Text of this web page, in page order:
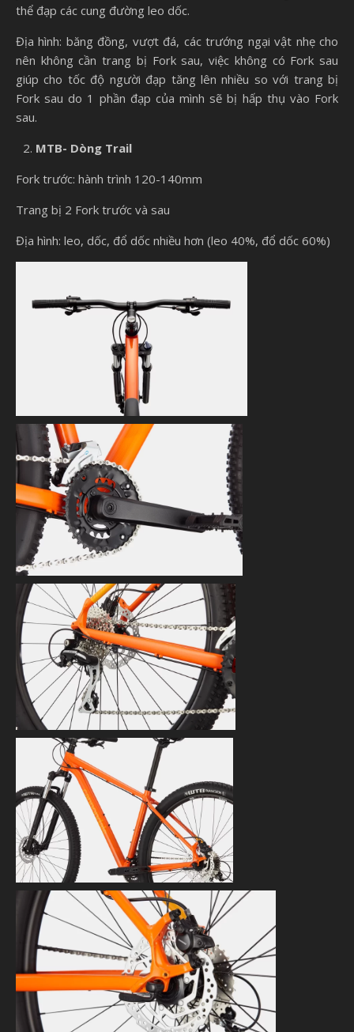
thể đạp các cung đường leo dốc.
Địa hình: băng đồng, vượt đá, các trướng ngại vật nhẹ cho
nên không cần trang bị Fork sau, việc không có Fork sau
giúp cho tốc độ người đạp tăng lên nhiều so với trang bị
Fork sau do 1 phần đạp của mình sẽ bị hấp thụ vào Fork
sau.
MTB- Dòng Trail
Fork trước: hành trình 120-140mm
Trang bị 2 Fork trước và sau
Địa hình: leo, dốc, đổ dốc nhiều hơn (leo 40%, đổ dốc 60%)